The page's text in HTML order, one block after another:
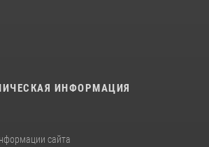
ИНФОРМАЦИЯ
сайта